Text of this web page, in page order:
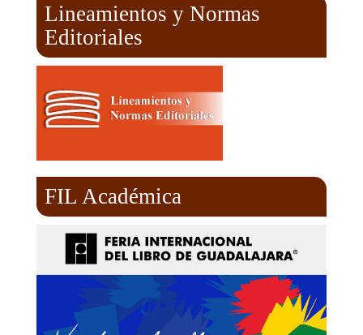
Lineamientos y Normas
Editoriales
FIL Académica